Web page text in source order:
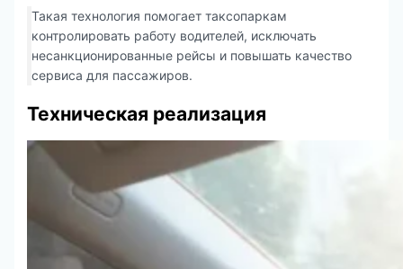
Такая технология помогает таксопаркам
контролировать работу водителей, исключать
несанкционированные рейсы и повышать качество
сервиса для пассажиров.
Техническая реализация